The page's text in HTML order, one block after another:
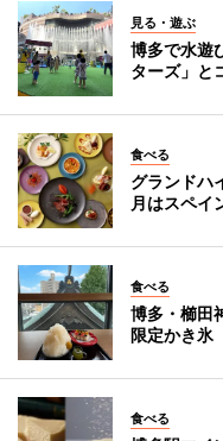
見る・遊ぶ
博多で水遊
ターズ」と
食べる
グランドハ
月はスペイ
食べる
博多・櫛田
限定かき
食べる